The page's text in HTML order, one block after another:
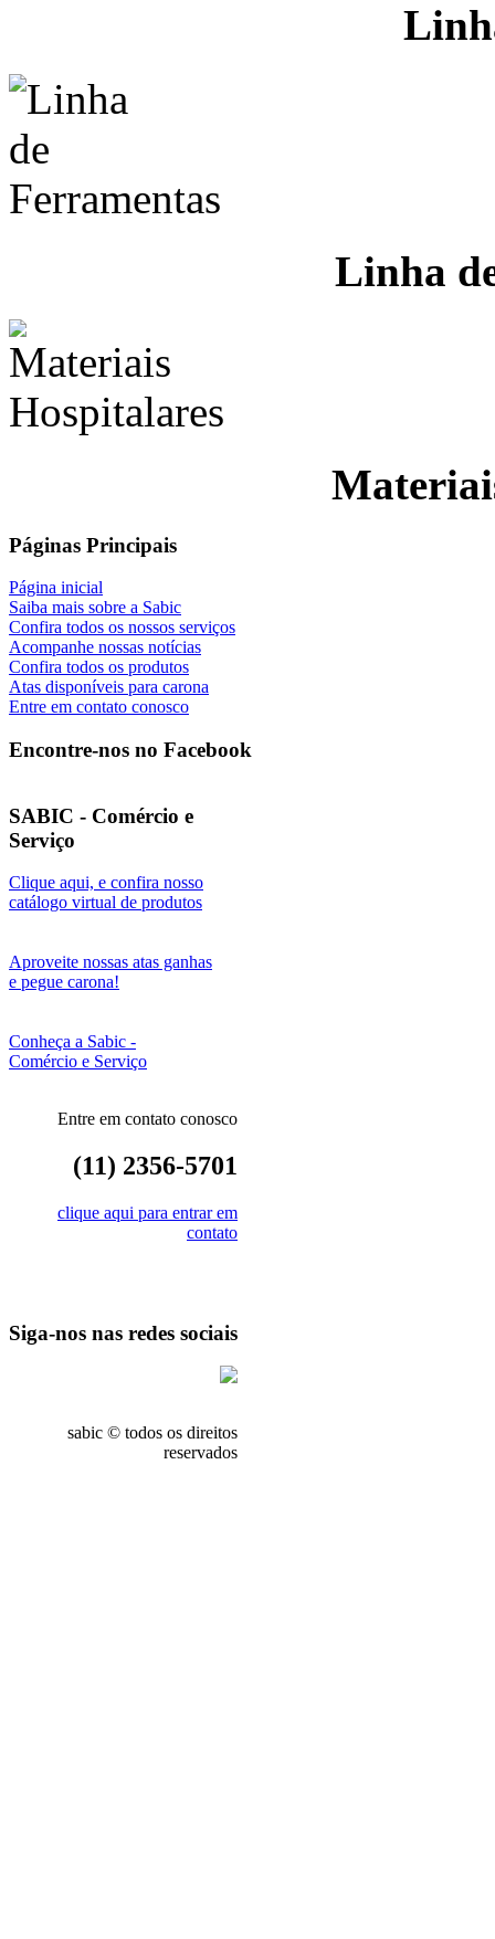
Linha
Páginas Principais
Página inicial
Saiba mais sobre a Sabic
Confira todos os nossos serviços
Acompanhe nossas notícias
Confira todos os produtos
Atas disponíveis para carona
Entre em contato conosco
Encontre-nos no Facebook
SABIC - Comércio e
Serviço
Clique aqui, e confira nosso
catálogo virtual de produtos
Aproveite nossas atas ganhas
e pegue carona!
Conheça a Sabic -
Comércio e Serviço
Entre em contato conosco
(11) 2356-5701
clique aqui para entrar em
contato
Siga-nos nas redes sociais
sabic © todos os direitos
reservados